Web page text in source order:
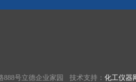
888号立德企业家园 技术支持： 化工仪器